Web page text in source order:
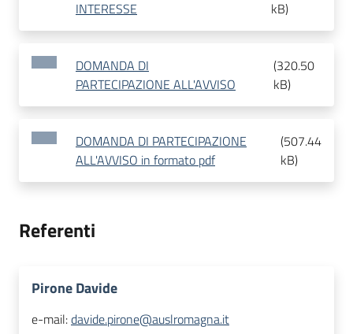
INTERESSE
kB)
DOMANDA DI
PARTECIPAZIONE ALL'AVVISO
(320.50
kB)
DOMANDA DI PARTECIPAZIONE
ALL'AVVISO in formato pdf
(507.44
kB)
Referenti
Pirone Davide
e-mail:davide.pirone@auslromagna.it